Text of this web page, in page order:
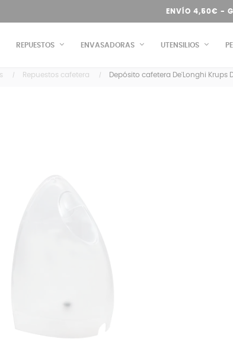
ENVÍO 4,50€ -
REPUESTOS ENVASADORAS UTENSILIOS
Repuestos cafetera Depósito cafetera De'Longhi Krups